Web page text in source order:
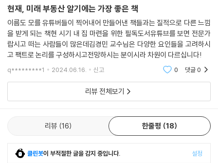
현재, 미래 부동산 알기에는 가장 좋은 책
이름도 모를 유튜버들이 찍어내어 만들어낸 책들과는 질적으로 다른 느낌
을 받게 되는 책현 시기 내 집 마련을 위한 필독도서유튜브를 보면 전문가
랍시고 떠는 사람들이 많은데김경민 교수님은 다양한 요인들을 고려하시
고 팩트로 논리를 구성하시고전망하시는 분이시라 차원이 다르십니다!
q*********1 2024.06.16. 신고 0 댓글0
리뷰 전체보기
리뷰 16 한줄평 18
클린봇이 부적절한 글을 감지 중입니다. 설정